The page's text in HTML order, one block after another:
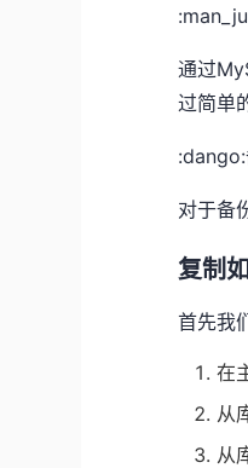
通过
过简单
对于备
复制
首先我
在
从
从